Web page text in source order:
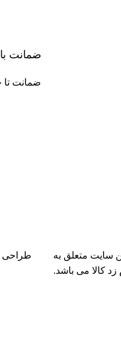
ضمانت
ضمانت تا
سایت متعلق به
زد کالا می باشد.
طراحی